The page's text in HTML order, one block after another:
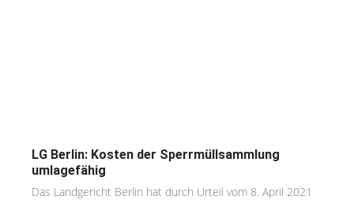
LG Berlin: Kosten der Sperrmüllsammlung
umlagefähig
Das Landgericht Berlin hat durch Urteil vom 8. April 2021